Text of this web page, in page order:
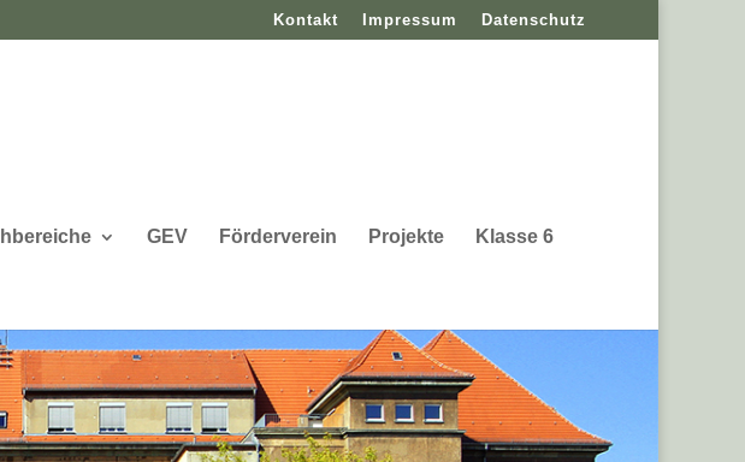
Kontakt Impressum Datenschutz
GEV Förderverein Projekte Klasse 6